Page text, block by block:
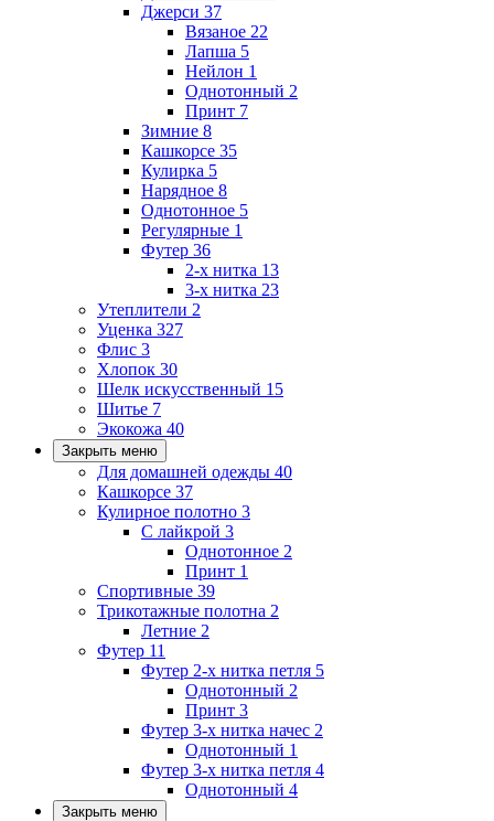
Джерси 37
Вязаное 22
Лапша 5
Нейлон 1
Однотонный 2
Принт 7
Зимние 8
Кашкорсе 35
Кулирка 5
Нарядное 8
Однотонное 5
Регулярные 1
Футер 36
2-х нитка 13
3-х нитка 23
Утеплители 2
Уценка 327
Флис 3
Хлопок 30
Шелк искусственный 15
Шитье 7
Экокожа 40
Закрыть меню
Для домашней одежды 40
Кашкорсе 37
Кулирное полотно 3
С лайкрой 3
Однотонное 2
Принт 1
Спортивные 39
Трикотажные полотна 2
Летние 2
Футер 11
Футер 2-х нитка петля 5
Однотонный 2
Принт 3
Футер 3-х нитка начес 2
Однотонный 1
Футер 3-х нитка петля 4
Однотонный 4
Закрыть меню